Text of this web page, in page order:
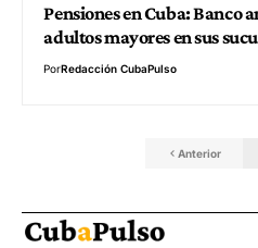
Pensiones en Cuba: Banco
adultos mayores en sus
PorRedacción CubaPulso
Anterior